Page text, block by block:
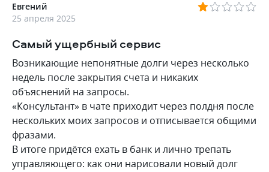
Евгений
25 апреля 2025
Самый ущербный сервис
Возникающие непонятные долги через несколько
недель после закрытия счета и никаких
объяснений на запросы.
«Консультант» в чате приходит через полдня после
нескольких моих запросов и отписывается общими
фразами.
В итоге придётся ехать в банк и лично трепать
управляющего: как они нарисовали новый долг